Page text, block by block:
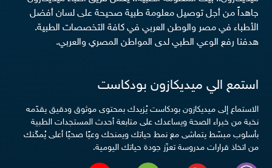
استمع الي ميديكازون بودكاست
جاهداً من أجل توصيل معلومة طبية صحيحة على لسان أفضل
الأطباء في مصر والوطن العربي في كافة التخصصات الطبية.
هدفنا رفع الوعي الطبي لدى المواطن المصري والعربي.
الاستماع إلى ميديكازون بودكاست يُزيدك بمحتوى موثوق ودقيق يقدّمه
نخبة من خبراء الصحة ويساعدك على متابعة أحدث المستجدات الطبية
بأسلوب مبسّط يتماشى مع نمط حياتك ويمنحك وعيًا صحيًا أعلى يُمكّنك
من اتخاذ قرارات مدروسة تعزّز جودة حياتك اليومية.